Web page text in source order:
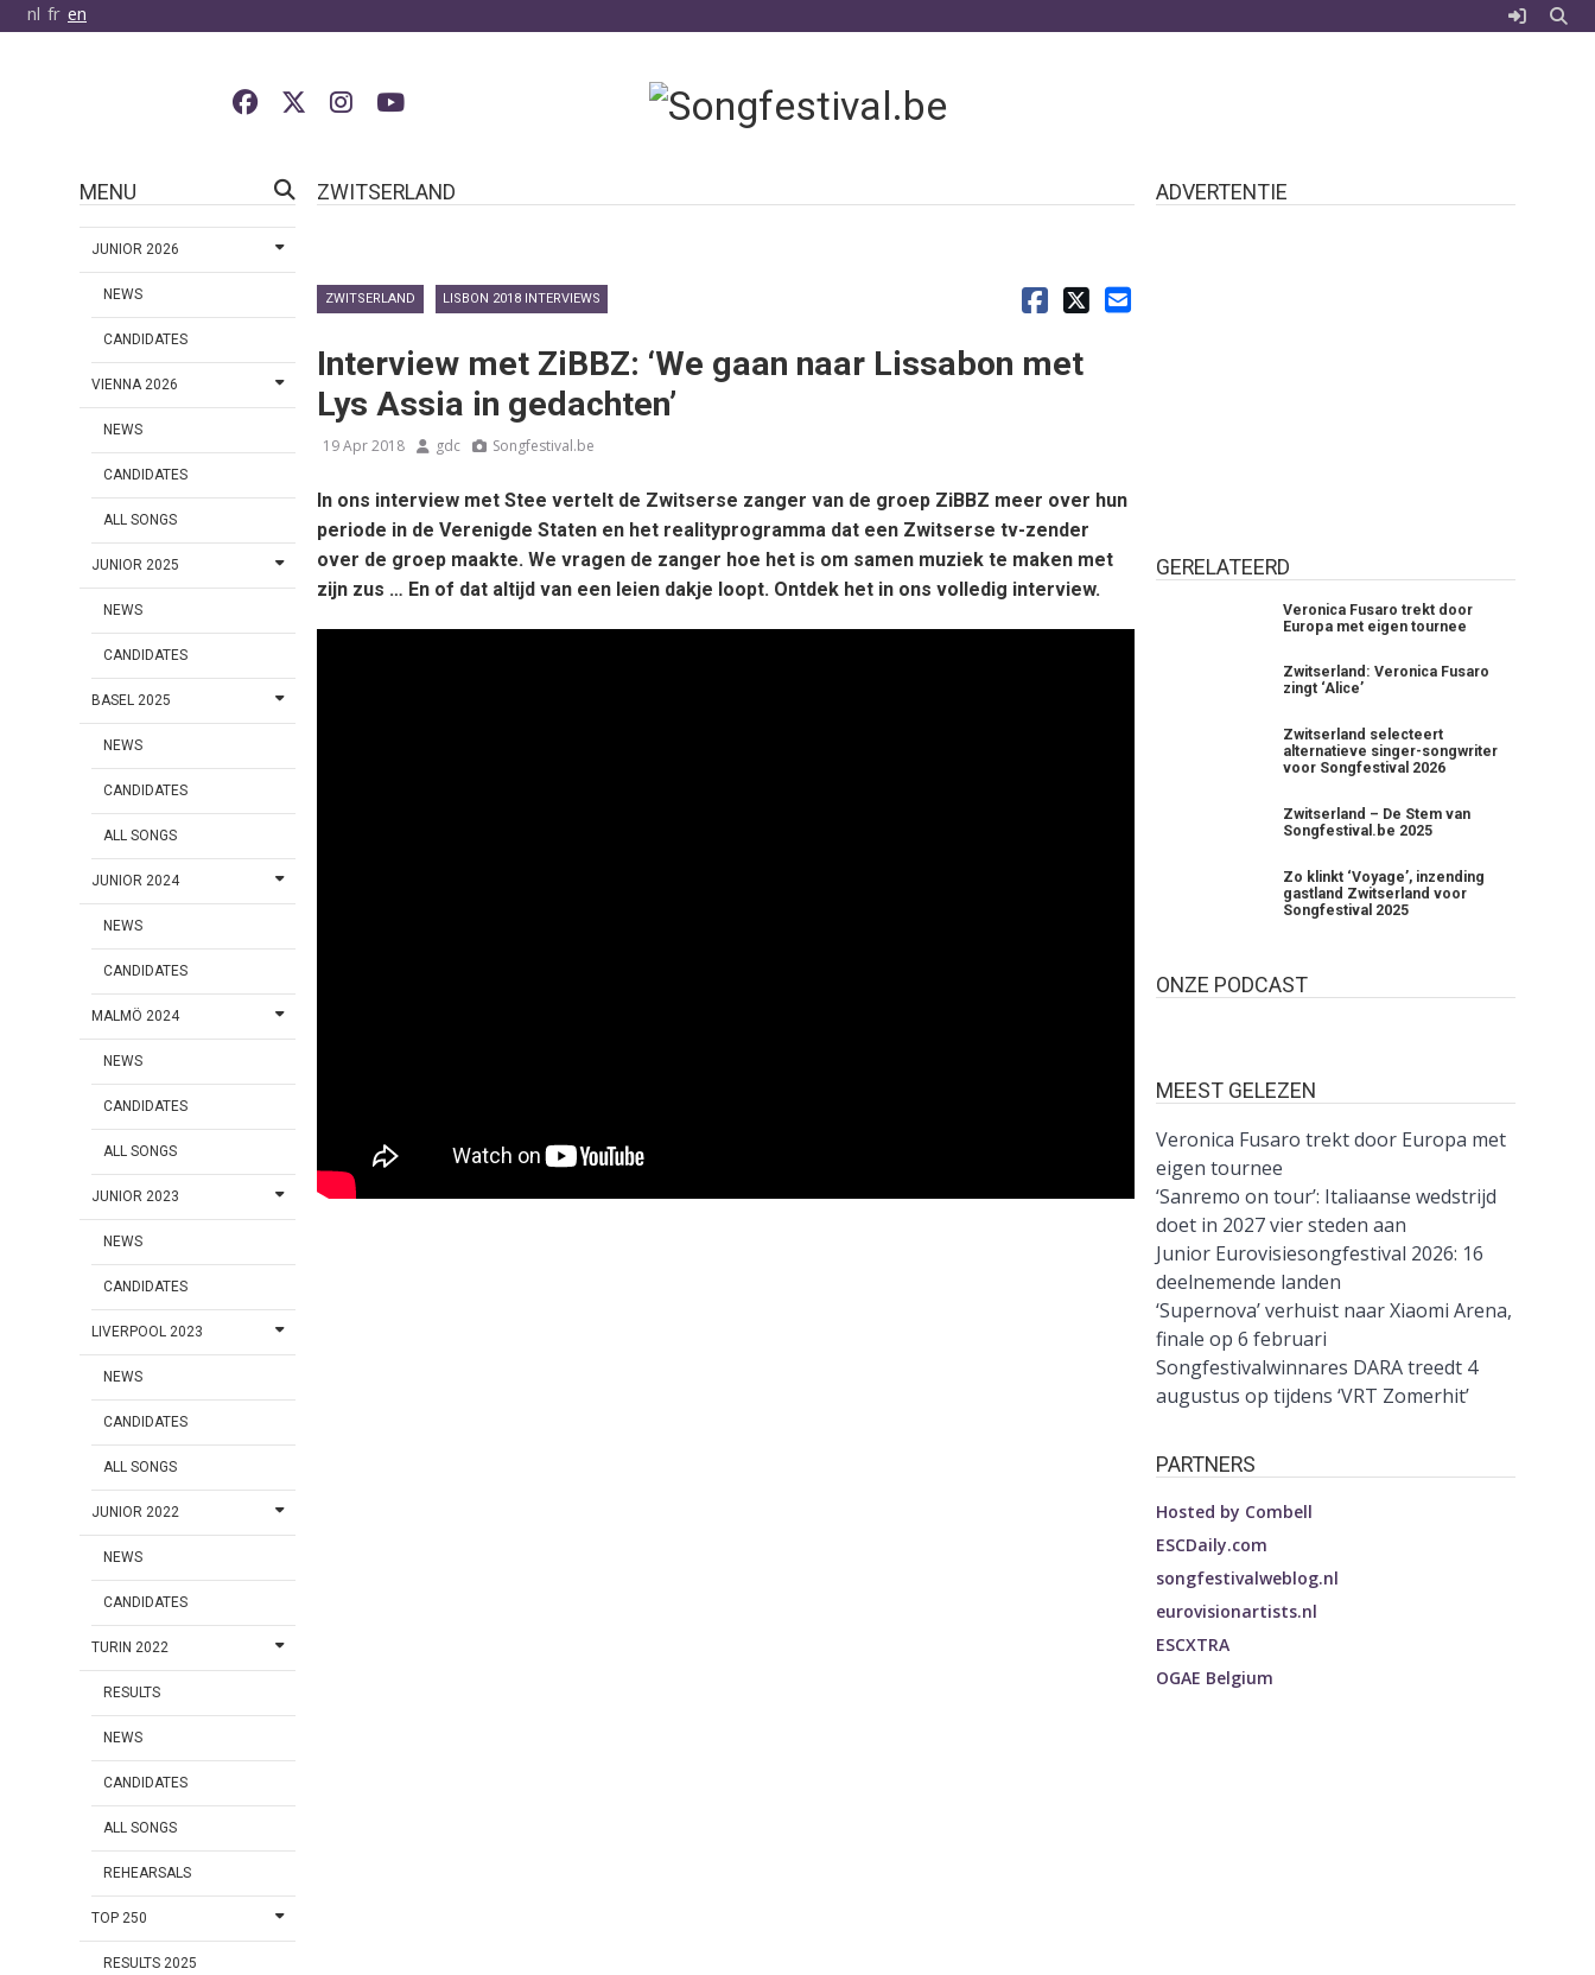
nl fr en
MENU
JUNIOR 2026
NEWS
CANDIDATES
VIENNA 2026
NEWS
CANDIDATES
ALL SONGS
JUNIOR 2025
NEWS
CANDIDATES
BASEL 2025
NEWS
CANDIDATES
ALL SONGS
JUNIOR 2024
NEWS
CANDIDATES
MALMÖ 2024
NEWS
CANDIDATES
ALL SONGS
JUNIOR 2023
NEWS
CANDIDATES
LIVERPOOL 2023
NEWS
CANDIDATES
ALL SONGS
JUNIOR 2022
NEWS
CANDIDATES
TURIN 2022
RESULTS
NEWS
CANDIDATES
ALL SONGS
REHEARSALS
TOP 250
RESULTS 2025
ZWITSERLAND
ZWITSERLAND LISBON 2018 INTERVIEWS
Interview met ZiBBZ: ‘We gaan naar Lissabon met
Lys Assia in gedachten’
19 Apr 2018 gdc Songfestival.be
In ons interview met Stee vertelt de Zwitserse zanger van de groep ZiBBZ meer over hun
periode in de Verenigde Staten en het realityprogramma dat een Zwitserse tv-zender
over de groep maakte. We vragen de zanger hoe het is om samen muziek te maken met
zijn zus … En of dat altijd van een leien dakje loopt. Ontdek het in ons volledig interview.
ADVERTENTIE
GERELATEERD
Veronica Fusaro trekt door
Europa met eigen tournee
Zwitserland: Veronica Fusaro
zingt ‘Alice’
Zwitserland selecteert
alternatieve singer-songwriter
voor Songfestival 2026
Zwitserland – De Stem van
Songfestival.be 2025
Zo klinkt ‘Voyage’, inzending
gastland Zwitserland voor
Songfestival 2025
ONZE PODCAST
MEEST GELEZEN
Veronica Fusaro trekt door Europa met
eigen tournee
‘Sanremo on tour’: Italiaanse wedstrijd
doet in 2027 vier steden aan
Junior Eurovisiesongfestival 2026: 16
deelnemende landen
‘Supernova’ verhuist naar Xiaomi Arena,
finale op 6 februari
Songfestivalwinnares DARA treedt 4
augustus op tijdens ‘VRT Zomerhit’
PARTNERS
Hosted by Combell
ESCDaily.com
songfestivalweblog.nl
eurovisionartists.nl
ESCXTRA
OGAE Belgium